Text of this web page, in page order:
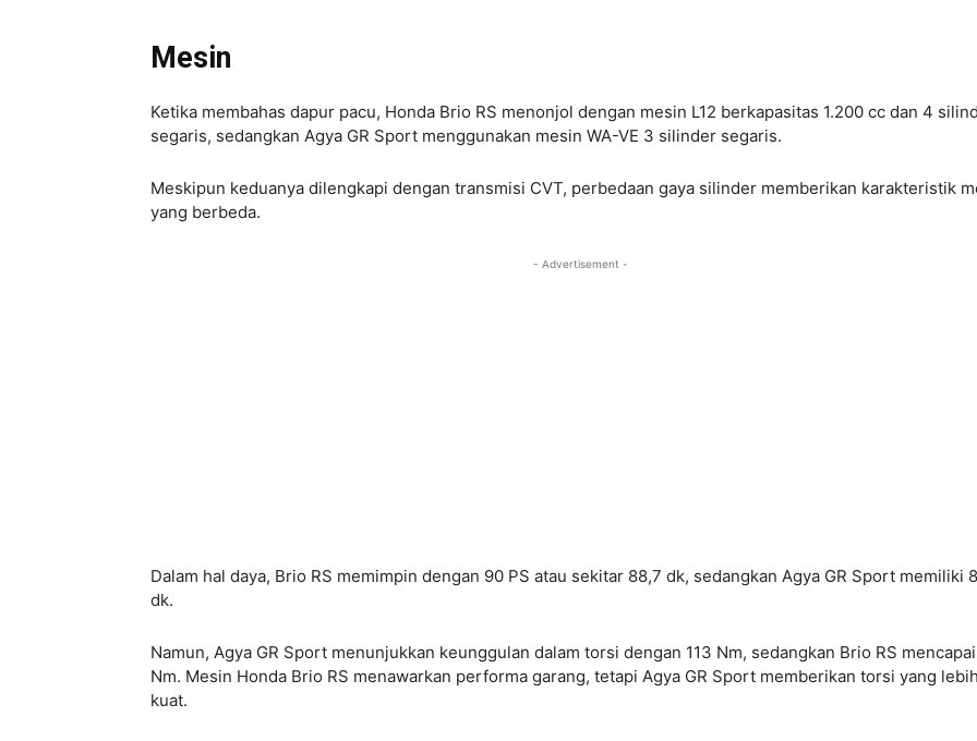
Mesin
Ketika membahas dapur pacu, Honda Brio RS menonjol dengan mesin L12 berkapasitas 1.200 cc dan 4
segaris, sedangkan Agya GR Sport menggunakan mesin WA-VE 3 silinder segaris.
Meskipun keduanya dilengkapi dengan transmisi CVT, perbedaan gaya silinder memberikan karakteristik
yang berbeda.
- Advertisement -
Dalam hal daya, Brio RS memimpin dengan 90 PS atau sekitar 88,7 dk, sedangkan Agya GR Sport memiliki
dk.
Namun, Agya GR Sport menunjukkan keunggulan dalam torsi dengan 113 Nm, sedangkan Brio RS mencapai
Nm. Mesin Honda Brio RS menawarkan performa garang, tetapi Agya GR Sport memberikan torsi yang lebih
kuat.